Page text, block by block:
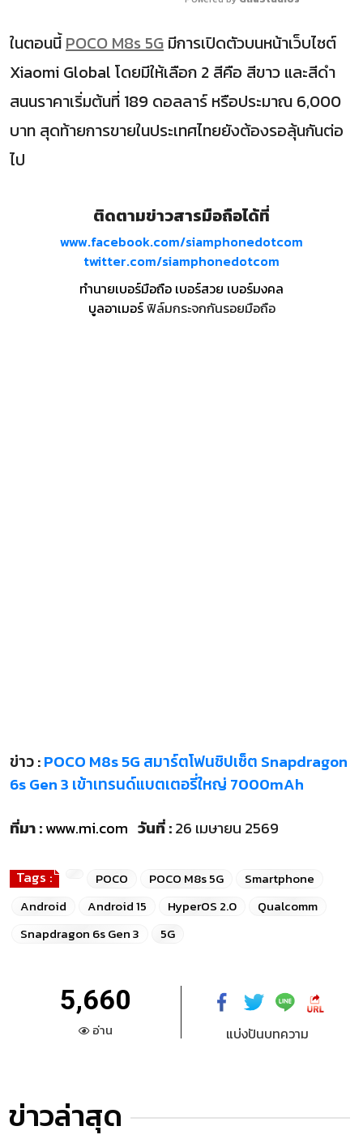
ในตอนนี้POCO M8s 5G มีการเปิดตัวบนหน้าเว็บไซต์
Xiaomi Global โดยมีให้เลือก 2 สีคือ สีขาว และสีดำ
สนนราคาเริ่มต้นที่ 189 ดอลลาร์ หรือประมาณ 6,000
บาท สุดท้ายการขายในประเทศไทยยังต้องรอลุ้นกันต่อ
ไป
ติดตามข่าวสารมือถือได้ที่
www.facebook.com/siamphonedotcom
twitter.com/siamphonedotcom
ทำนายเบอร์มือถือ เบอร์สวย เบอร์มงคล
บูลอาเมอร์ฟิล์มกระจกกันรอยมือถือ
ข่าว :POCO M8s 5G สมาร์ตโฟนชิปเซ็ต Snapdragon
6s Gen 3 เข้าเทรนด์แบตเตอรี่ใหญ่ 7000mAh
ที่มา :www.mi.com วันที่ :26 เมษายน 2569
Tags : POCO POCO M8s 5G
Smartphone
Android
Android 15 HyperOS 2.0
Qualcomm
Snapdragon 6s Gen 3
5G
5,660
อ่าน แบ่งปันบทความ
ข่าวล่าสุด